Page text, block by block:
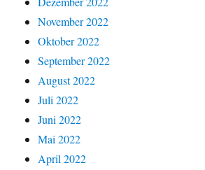
November 2022
Oktober 2022
September 2022
August 2022
Juli 2022
Juni 2022
Mai 2022
April 2022